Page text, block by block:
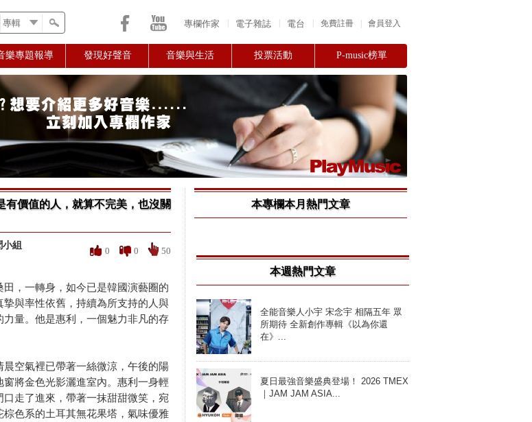
會員登入
免費註冊
專欄作家 電子雜誌 電台
樂專題報導 發現好聲音 音樂與生活 投票活動 P-music榜單
價值的人，就算不完美，也沒關
0 0 50
組
田，一轉身，如今已是韓國演藝圈的
摯與率性依舊，持續為所支持的人與
力量。他是惠利，一個魅力非凡的存
晨空氣裡已帶著一絲微涼，午後的陽
窗將金色光影灑進室內。惠利一身輕
口走了進來，帶著一抹甜甜微笑，宛
棕色系的土耳其無花果塔，氣味優雅
本專欄本月熱門文章
本週熱門文章
全能音樂人小宇 宋念宇 相隔五年 眾
所期待 全新創作專輯《以為你還
在》...
夏日最強音樂盛典登場！ 2026 TMEX
｜JAM JAM ASIA...